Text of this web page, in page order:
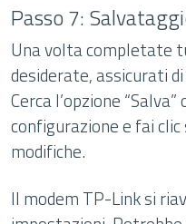
Passo 7:
Una volta completate
desiderate, assicurati
Cerca l’opzione
configurazione e fai
modifiche.
Il modem TP-Link si